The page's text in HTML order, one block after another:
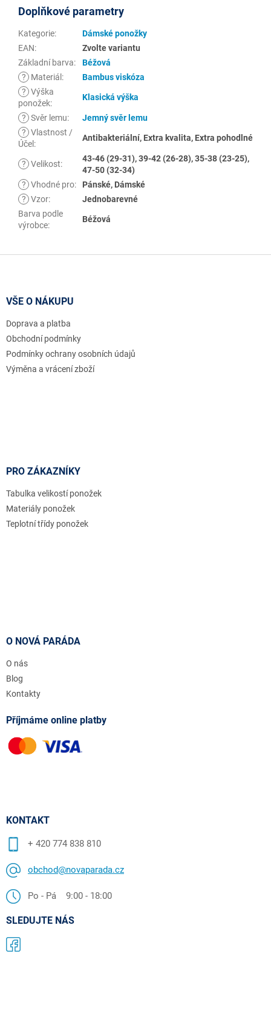
Doplňkové parametry
Kategorie:
Dámské ponožky
EAN:
Zvolte variantu
Základní barva:
Béžová
?
Materiál :
Bambus viskóza
? Výška
ponožek:
Klasická výška
? Svěr lemu:
Jemný svěr lemu
? Vlastnost /
Účel :
Antibakteriální, Extra kvalita, Extra pohodlné
? Velikost:
43-46 (29-31), 39-42 (26-28), 35-38 (23-25),
47-50 (32-34)
? Vhodné pro:
Pánské, Dámské
? Vzor:
Jednobarevné
Barva podle
výrobce:
Béžová
VŠE O NÁKUPU
Doprava a platba
Obchodní podmínky
Podmínky ochrany osobních údajů
Výměna a vrácení zboží
PRO ZÁKAZNÍKY
Tabulka velikostí ponožek
Materiály ponožek
Teplotní třídy ponožek
O NOVÁ PARÁDA
O nás
Blog
Kontakty
Příjmáme online platby
KONTAKT
+ 420 774 838 810
obchod@novaparada.cz
Po - Pá 9:00 - 18:00
SLEDUJTE NÁS